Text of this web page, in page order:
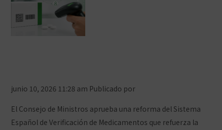
junio 10, 2026 11:28 am Publicado por
El Consejo de Ministros aprueba una reforma del Sistema
Español de Verificación de Medicamentos que refuerza la